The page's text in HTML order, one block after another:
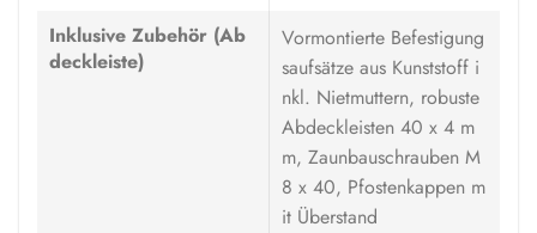
Inklusive Zubehör (Ab
deckleiste)
Vormontierte Befestigung
saufsätze aus Kunststoff i
nkl. Nietmuttern, robuste
Abdeckleisten 40 x 4 m
m, Zaunbauschrauben M
8 x 40, Pfostenkappen m
it Überstand